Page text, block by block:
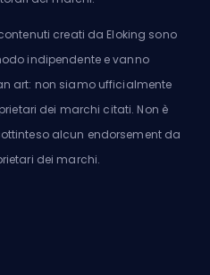
creati da Eloking sono
indipendente e vanno
art: non siamo ufficialmente
dei marchi citati. Non è
alcun endorsement da
dei marchi.